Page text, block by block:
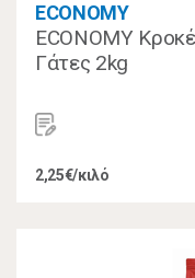
ECONOMY
ECONOMY
Γάτες 2kg
2,25€/κιλό